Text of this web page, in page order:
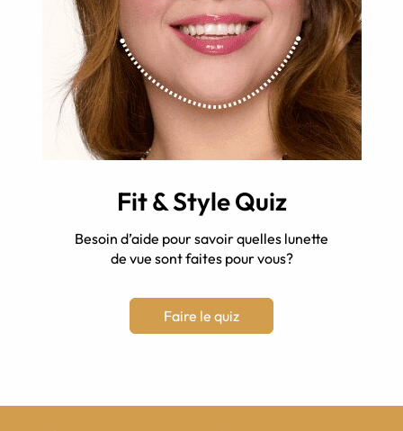
Fit & Style Quiz
Besoin d’aide pour savoir quelles lunette
de vue sont faites pour vous?
Faire le quiz